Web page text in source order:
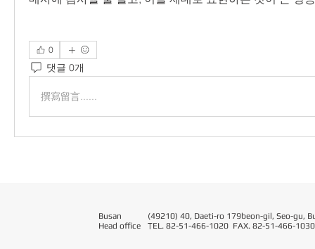
0
댓글 0개
撰寫留言......
Busan
Head office
(49210) 40, Daeti-ro 179beon-gil, Seo-gu,
TEL. 82-51-466-1020 FAX. 82-51-466-1030